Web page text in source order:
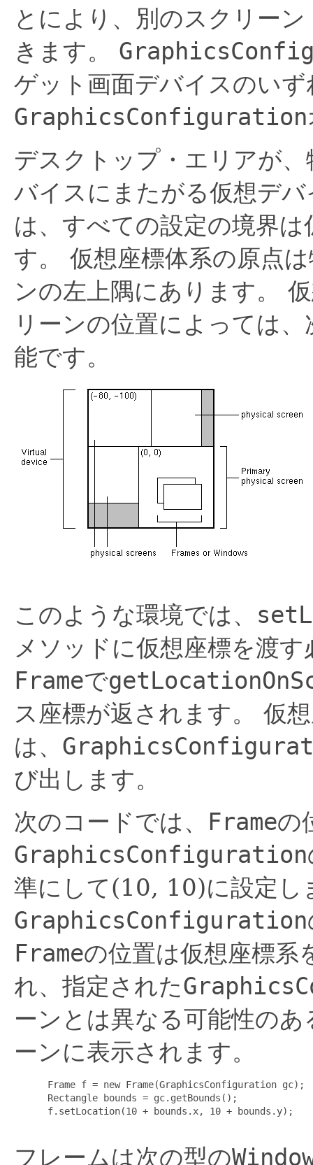
とにより、別のスクリー
きます。
ゲット画面デバイスのい
GraphicsConfiguration
デスクトップ・エリアが
バイスにまたがる仮想デ
は、すべての設定の境界
す。
仮想座標体系の原点
ンの左上隅にあります。
リーンの位置によっては
能です。
このような環境では、
メソッドに仮想座標を渡
Frameで
ス座標が返されます。
仮
は、
び出します。
次のコードでは、 Frameの
GraphicsConfiguration
準にして(10, 10)に設定し
GraphicsConfiguration
Frameの位置は仮想座標
れ、指定された
ーンとは異なる可能性の
ーンに表示されます。
      Frame f = new Frame(GraphicsConfiguration gc);
      Rectangle bounds = gc.getBounds();
      f.setLocation(10 + bounds.x, 10 + bounds.y);
フレームは次の型の